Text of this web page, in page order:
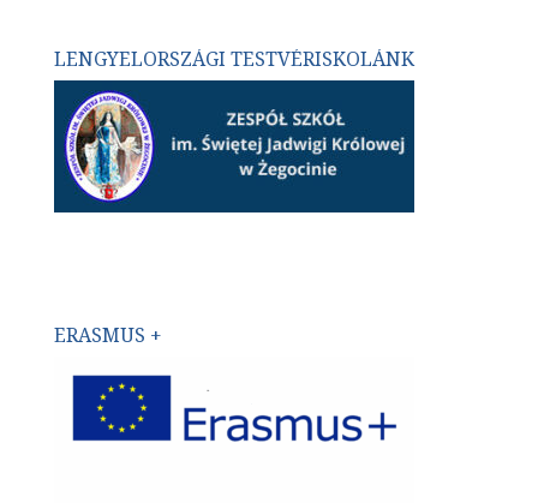
LENGYELORSZÁGI TESTVÉRISKOLÁNK
ERASMUS +